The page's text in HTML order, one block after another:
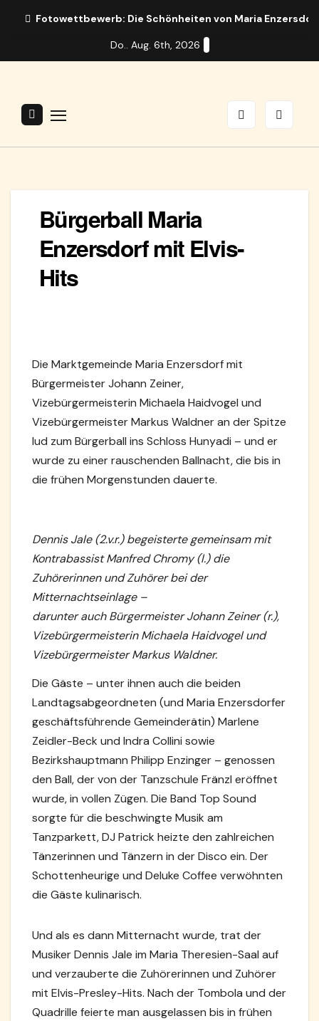
Fotowettbewerb: Die Schönheiten von Maria Enzersdorf
Do.. Aug. 6th, 2026
Bürgerball Maria
Enzersdorf mit Elvis-
Hits
Die Marktgemeinde Maria Enzersdorf mit
Bürgermeister Johann Zeiner,
Vizebürgermeisterin Michaela Haidvogel und
Vizebürgermeister Markus Waldner an der Spitze
lud zum Bürgerball ins Schloss Hunyadi – und er
wurde zu einer rauschenden Ballnacht, die bis in
die frühen Morgenstunden dauerte.
Dennis Jale (2.v.r.) begeisterte gemeinsam mit
Kontrabassist Manfred Chromy (l.) die
Zuhörerinnen und Zuhörer bei der
Mitternachtseinlage –
darunter auch Bürgermeister Johann Zeiner (r.),
Vizebürgermeisterin Michaela Haidvogel und
Vizebürgermeister Markus Waldner.
Die Gäste – unter ihnen auch die beiden
Landtagsabgeordneten (und Maria Enzersdorfer
geschäftsführende Gemeinderätin) Marlene
Zeidler-Beck und Indra Collini sowie
Bezirkshauptmann Philipp Enzinger – genossen
den Ball, der von der Tanzschule Fränzl eröffnet
wurde, in vollen Zügen. Die Band Top Sound
sorgte für die beschwingte Musik am
Tanzparkett, DJ Patrick heizte den zahlreichen
Tänzerinnen und Tänzern in der Disco ein. Der
Schottenheurige und Deluke Coffee verwöhnten
die Gäste kulinarisch.
Und als es dann Mitternacht wurde, trat der
Musiker Dennis Jale im Maria Theresien-Saal auf
und verzauberte die Zuhörerinnen und Zuhörer
mit Elvis-Presley-Hits. Nach der Tombola und der
Quadrille feierte man ausgelassen bis in frühen